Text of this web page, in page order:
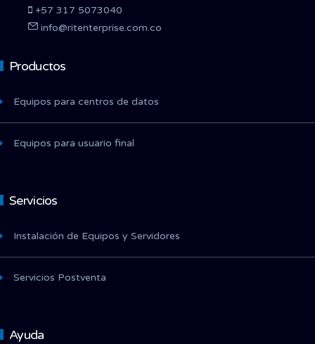
+57 317 5073040
info@ritenterprise.com.co
Productos
Equipos para centros de datos
Equipos para usuario final
Servicios
Instalación de Equipos y Servidores
Servicios Postventa
Ayuda